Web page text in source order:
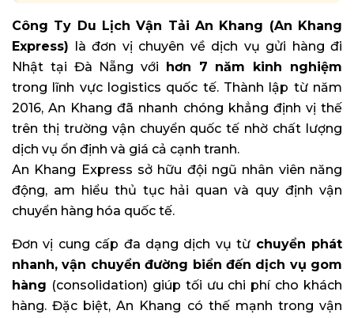
Công Ty Du Lịch Vận Tải An Khang (An Khang
Express) là đơn vị chuyên về dịch vụ gửi hàng đi
Nhật tại Đà Nẵng với
hơn 7 năm kinh nghiệm
trong lĩnh vực logistics quốc tế. Thành lập từ năm
2016, An Khang đã nhanh chóng khẳng định vị thế
trên thị trường vận chuyển quốc tế nhờ chất lượng
dịch vụ ổn định và giá cả cạnh tranh.
An Khang Express sở hữu đội ngũ nhân viên năng
động, am hiểu thủ tục hải quan và quy định vận
chuyển hàng hóa quốc tế.
Đơn vị cung cấp đa dạng dịch vụ từ chuyển phát
nhanh, vận chuyển đường biển đến dịch vụ gom
hàng (consolidation) giúp tối ưu chi phí cho khách
hàng. Đặc biệt, An Khang có thế mạnh trong vận